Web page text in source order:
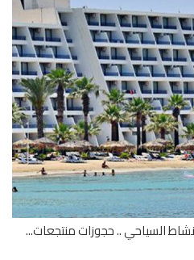
.. حجوزات منتجعات...